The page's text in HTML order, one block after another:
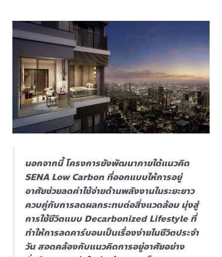
นอกจากนี้ โครงการยังพัฒนาภายใต้แนวคิด
SENA Low Carbon ที่ออกแบบให้การอยู่
อาศัยช่วยลดค่าใช้จ่ายด้านพลังงานในระยะยาว
ควบคู่กับการลดผลกระทบต่อสิ่งแวดล้อม มุ่งสู่
การใช้ชีวิตแบบ Decarbonized Lifestyle ที่
ทำให้การลดคาร์บอนเป็นเรื่องง่ายในชีวิตประจำ
วัน สอดคล้องกับแนวคิดการอยู่อาศัยอย่าง